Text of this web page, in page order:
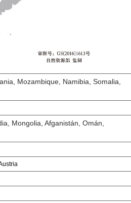
Mozambique, Namibia, Somalia,
Mongolia, Afganistán, Omán,